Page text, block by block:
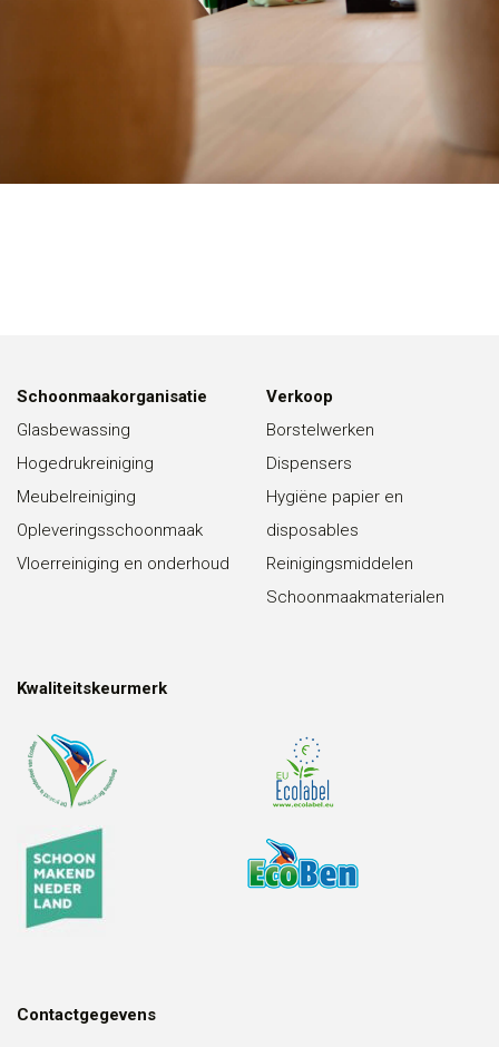
Schoonmaakorganisatie
Glasbewassing
Hogedrukreiniging
Meubelreiniging
Opleveringsschoonmaak
Vloerreiniging en onderhoud
Verkoop
Borstelwerken
Dispensers
Hygiëne papier en
disposables
Reinigingsmiddelen
Schoonmaakmaterialen
Kwaliteitskeurmerk
Contactgegevens